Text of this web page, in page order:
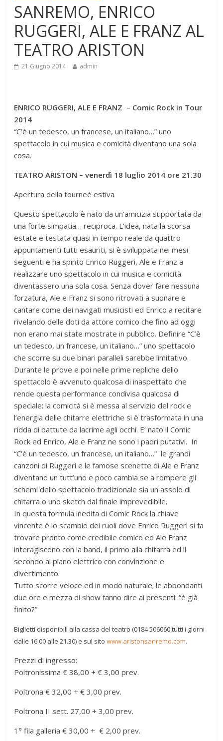
SANREMO, ENRICO
RUGGERI, ALE E FRANZ AL
TEATRO ARISTON
21 Giugno 2014 admin
ENRICO RUGGERI, ALE E FRANZ – Comic Rock in Tour
2014
“C’è un tedesco, un francese, un italiano…” uno
spettacolo in cui musica e comicità diventano una sola
cosa.
TEATRO ARISTON – venerdì 18 luglio 2014 ore 21.30
Apertura della tourneé estiva
Questo spettacolo è nato da un’amicizia supportata da
una forte simpatia… reciproca. L’idea, nata la scorsa
estate e testata quasi in tempo reale da quattro
appuntamenti tutti esauriti, si è sviluppata nei mesi
seguenti e ha spinto Enrico Ruggeri, Ale e Franz a
realizzare uno spettacolo in cui musica e comicità
diventassero una sola cosa. Senza dover fare nessuna
forzatura, Ale e Franz si sono ritrovati a suonare e
cantare come dei navigati musicisti ed Enrico a recitare
rivelando delle doti da attore comico che fino ad oggi
non erano mai state mostrate in pubblico. Definire “C’è
un tedesco, un francese, un italiano…” uno spettacolo
che scorre su due binari paralleli sarebbe limitativo.
Durante le prove e poi nelle prime repliche dello
spettacolo è avvenuto qualcosa di inaspettato che
rende questa performance condivisa qualcosa di
speciale: la comicità si è messa al servizio del rock e
l’energia delle chitarre elettriche si è trasformata in una
ridda di battute da lacrime agli occhi. E’ nato il Comic
Rock ed Enrico, Ale e Franz ne sono i padri putativi. In
“C’è un tedesco, un francese, un italiano…” le grandi
canzoni di Ruggeri e le famose scenette di Ale e Franz
diventano un tutt’uno e poco cambia se a rompere gli
schemi dello spettacolo tradizionale sia un assolo di
chitarra o uno sketch dal finale imprevedibile.
In questa formula inedita di Comic Rock la chiave
vincente è lo scambio dei ruoli dove Enrico Ruggeri si fa
trovare pronto come credibile comico ed Ale Franz
interagiscono con la band, il primo alla chitarra ed il
secondo al piano elettrico con convinzione e
divertimento.
Tutto scorre veloce ed in modo naturale; le abbondanti
due ore e mezza di show fanno dire ai presenti: “è già
finito?”
Biglietti disponibili alla cassa del teatro (0184 506060 tutti i giorni
dalle 16.00 alle 21.30) e sul sitowww.aristonsanremo.com.
Prezzi di ingresso:
Poltronissima € 38,00 + € 3,00 prev.
Poltrona € 32,00 + € 3,00 prev.
Poltrona II sett. 27,00 + 3,00 prev.
1° fila galleria € 30,00 + € 2,00 prev.